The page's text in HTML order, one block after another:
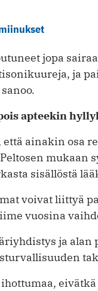
jopa
ja
apteekin
ainakin osa
mukaan
sisällöstä
voivat liittyä
vuosina
ja alan